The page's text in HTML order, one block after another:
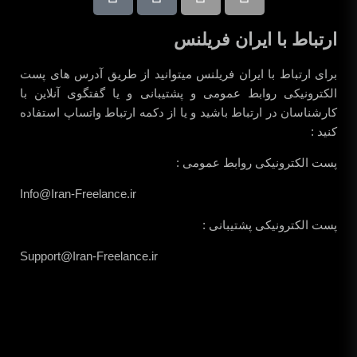
ارتباط با ایران فریلنس
برای ارتباط با ایران فریلنس میتوانید از طریق آدرس های پست
الکترونیکی روابط عمومی و پشتیبانی و یا گفتگوی آنلاین با
کارشناسان در ارتباط باشید و یا از دکمه ارتباط واتساپ استفاده
کنید :
پست الکترونیکی روابط عمومی :
Info@Iran-Freelance.ir
پست الکترونیکی پشتیبانی :
Support@Iran-Freelance.ir